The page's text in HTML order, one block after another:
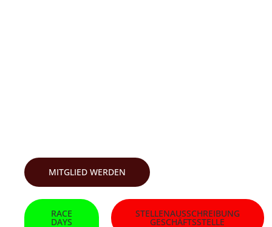
MITGLIED WERDEN
RACE
DAYS
STELLENAUSSCHREIBUNG
GESCHÄFTSSTELLE